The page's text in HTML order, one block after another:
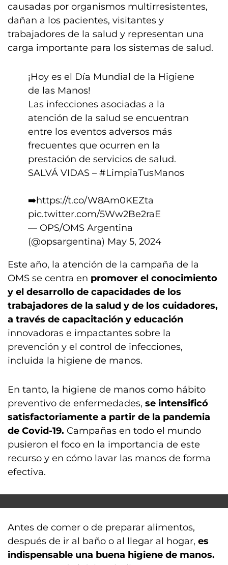
causadas por organismos multirresistentes,
dañan a los pacientes, visitantes y
trabajadores de la salud y representan una
carga importante para los sistemas de salud.
¡Hoy es el Día Mundial de la Higiene
de las Manos!
Las infecciones asociadas a la
atención de la salud se encuentran
entre los eventos adversos más
frecuentes que ocurren en la
prestación de servicios de salud.
SALVÁ VIDAS – #LimpiaTusManos
➡️https://t.co/W8Am0KEZta
pic.twitter.com/5Ww2Be2raE
— OPS/OMS Argentina
(@opsargentina) May 5, 2024
Este año, la atención de la campaña de la
OMS se centra en promover el conocimiento
y el desarrollo de capacidades de los
trabajadores de la salud y de los cuidadores,
a través de capacitación y educación
innovadoras e impactantes sobre la
prevención y el control de infecciones,
incluida la higiene de manos.
En tanto, la higiene de manos como hábito
preventivo de enfermedades, se intensificó
satisfactoriamente a partir de la pandemia
de Covid-19. Campañas en todo el mundo
pusieron el foco en la importancia de este
recurso y en cómo lavar las manos de forma
efectiva.
Antes de comer o de preparar alimentos,
después de ir al baño o al llegar al hogar, es
indispensable una buena higiene de manos.